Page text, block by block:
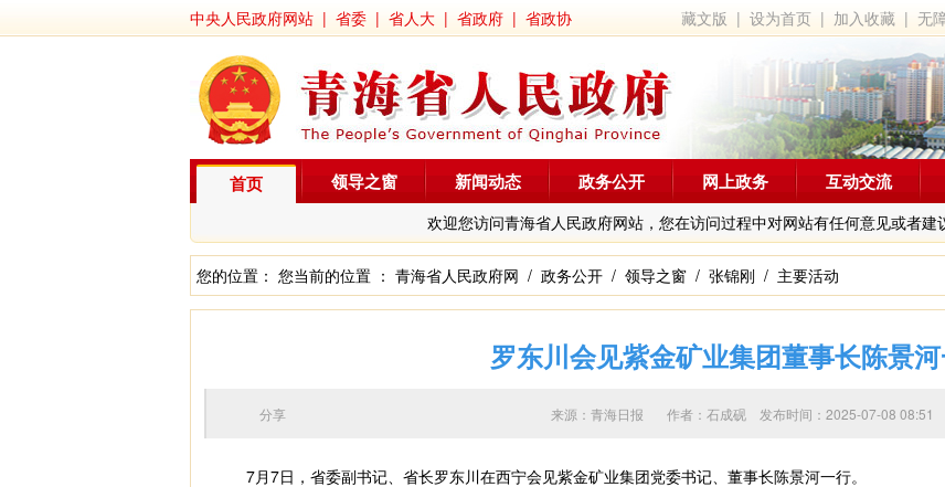
中央人民政府网站 | 省委 | 省人大 | 省政府 | 省政协 藏文版 |设为首页 | 加入收藏 |无
首页
欢迎您访问青海省人民政府网站，您在访问过程中对网站有任何意见或者建
领导之窗 新闻动态 政务公开 网上政务 互动交流
您的位置： 您当前的位置 ： 青海省人民政府网 / 政务公开 / 领导之窗 / 张锦刚 / 主要活动
罗东川会见紫金矿业集团董事长陈景
来源：青海日报 作者： 石成砚 发布时间：2025-07-08
分享
7月7日，省委副书记、省长罗东川在西宁会见紫金矿业集团党委书记、董事长陈景河一行。